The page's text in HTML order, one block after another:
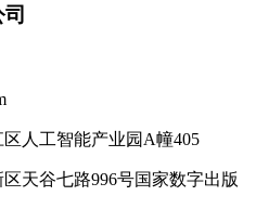
人工智能产业园A幢405
天谷七路996号国家数字出版